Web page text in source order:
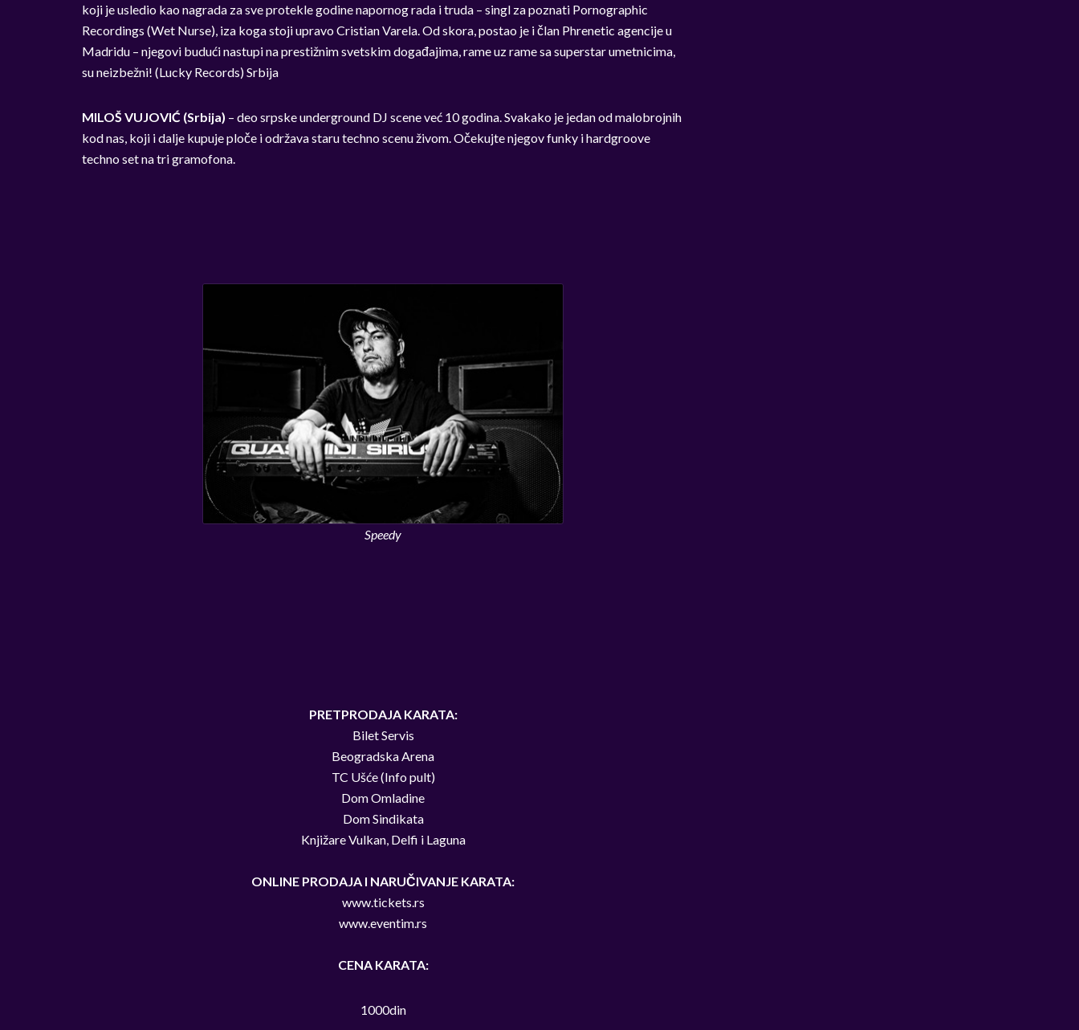
koji je usledio kao nagrada za sve protekle godine napornog rada i truda – singl za poznati Pornographic
Recordings (Wet Nurse), iza koga stoji upravo Cristian Varela. Od skora, postao je i član Phrenetic agencije u
Madridu – njegovi budući nastupi na prestižnim svetskim događajima, rame uz rame sa superstar umetnicima,
su neizbežni! (Lucky Records) Srbija
MILOŠ VUJOVIĆ (Srbija) – deo srpske underground DJ scene već 10 godina. Svakako je jedan od malobrojnih
kod nas, koji i dalje kupuje ploče i održava staru techno scenu živom. Očekujte njegov funky i hardgroove
techno set na tri gramofona.
Speedy
PRETPRODAJA KARATA:
Bilet Servis
Beogradska Arena
TC Ušće (Info pult)
Dom Omladine
Dom Sindikata
Knjižare Vulkan, Delfi i Laguna
ONLINE PRODAJA I NARUČIVANJE KARATA:
www.tickets.rs
www.eventim.rs
CENA KARATA:
1000din